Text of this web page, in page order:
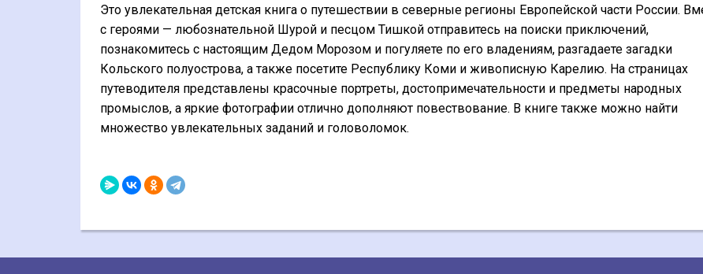
Это увлекательная детская книга о путешествии в северные регионы Европейской части России.
с героями — любознательной Шурой и песцом Тишкой отправитесь на поиски приключений,
познакомитесь с настоящим Дедом Морозом и погуляете по его владениям, разгадаете загадки
Кольского полуострова, а также посетите Республику Коми и живописную Карелию. На страницах
путеводителя представлены красочные портреты, достопримечательности и предметы народных
промыслов, а яркие фотографии отлично дополняют повествование. В книге также можно найти
множество увлекательных заданий и головоломок.